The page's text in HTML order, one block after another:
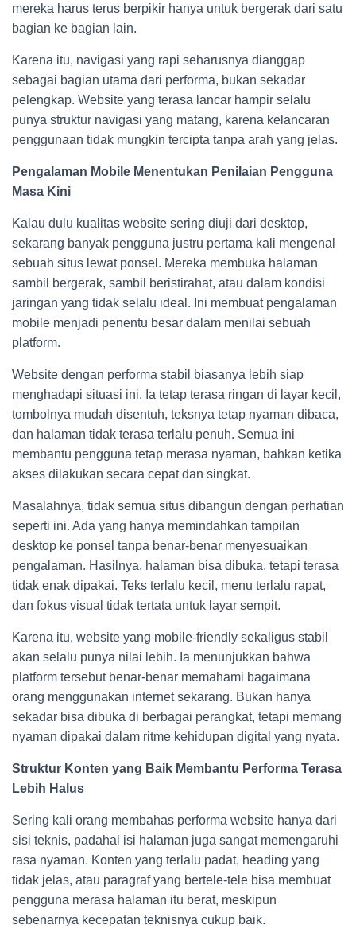
mereka harus terus berpikir hanya untuk bergerak dari satu
bagian ke bagian lain.
Karena itu, navigasi yang rapi seharusnya dianggap
sebagai bagian utama dari performa, bukan sekadar
pelengkap. Website yang terasa lancar hampir selalu
punya struktur navigasi yang matang, karena kelancaran
penggunaan tidak mungkin tercipta tanpa arah yang jelas.
Pengalaman Mobile Menentukan Penilaian Pengguna
Masa Kini
Kalau dulu kualitas website sering diuji dari desktop,
sekarang banyak pengguna justru pertama kali mengenal
sebuah situs lewat ponsel. Mereka membuka halaman
sambil bergerak, sambil beristirahat, atau dalam kondisi
jaringan yang tidak selalu ideal. Ini membuat pengalaman
mobile menjadi penentu besar dalam menilai sebuah
platform.
Website dengan performa stabil biasanya lebih siap
menghadapi situasi ini. Ia tetap terasa ringan di layar kecil,
tombolnya mudah disentuh, teksnya tetap nyaman dibaca,
dan halaman tidak terasa terlalu penuh. Semua ini
membantu pengguna tetap merasa nyaman, bahkan ketika
akses dilakukan secara cepat dan singkat.
Masalahnya, tidak semua situs dibangun dengan perhatian
seperti ini. Ada yang hanya memindahkan tampilan
desktop ke ponsel tanpa benar-benar menyesuaikan
pengalaman. Hasilnya, halaman bisa dibuka, tetapi terasa
tidak enak dipakai. Teks terlalu kecil, menu terlalu rapat,
dan fokus visual tidak tertata untuk layar sempit.
Karena itu, website yang mobile-friendly sekaligus stabil
akan selalu punya nilai lebih. Ia menunjukkan bahwa
platform tersebut benar-benar memahami bagaimana
orang menggunakan internet sekarang. Bukan hanya
sekadar bisa dibuka di berbagai perangkat, tetapi memang
nyaman dipakai dalam ritme kehidupan digital yang nyata.
Struktur Konten yang Baik Membantu Performa Terasa
Lebih Halus
Sering kali orang membahas performa website hanya dari
sisi teknis, padahal isi halaman juga sangat memengaruhi
rasa nyaman. Konten yang terlalu padat, heading yang
tidak jelas, atau paragraf yang bertele-tele bisa membuat
pengguna merasa halaman itu berat, meskipun
sebenarnya kecepatan teknisnya cukup baik.